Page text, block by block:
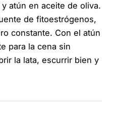
atún en aceite de oliva.
de fitoestrógenos,
constante. Con el atún
para la cena sin
la lata, escurrir bien y